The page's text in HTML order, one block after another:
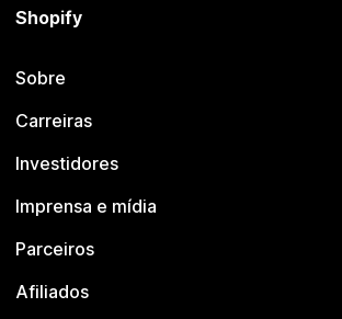
Shopify
Sobre
Carreiras
Investidores
Imprensa e mídia
Parceiros
Afiliados